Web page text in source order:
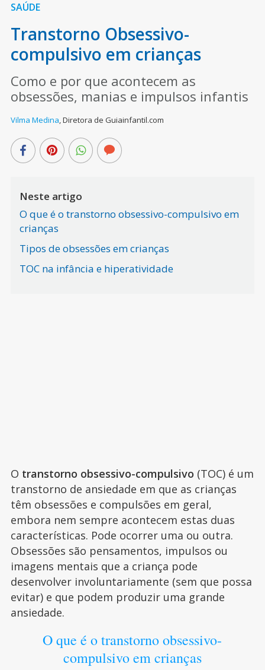
SAÚDE
Transtorno Obsessivo-
compulsivo em crianças
Como e por que acontecem as
obsessões, manias e impulsos infantis
Vilma Medina,Diretora de Guiainfantil.com
Neste artigo
O que é o transtorno obsessivo-compulsivo em
crianças
Tipos de obsessões em crianças
TOC na infância e hiperatividade
O transtorno obsessivo-compulsivo (TOC) é um
transtorno de ansiedade em que as crianças
têm obsessões e compulsões em geral,
embora nem sempre acontecem estas duas
características. Pode ocorrer uma ou outra.
Obsessões são pensamentos, impulsos ou
imagens mentais que a criança pode
desenvolver involuntariamente (sem que possa
evitar) e que podem produzir uma grande
ansiedade.
O que é o transtorno obsessivo-
compulsivo em crianças